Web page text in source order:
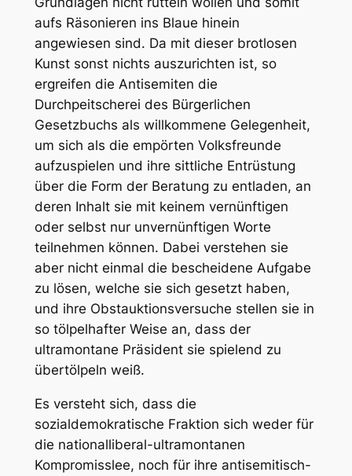
aufs Räsonieren ins Blaue hinein
angewiesen sind. Da mit dieser brotlosen
Kunst sonst nichts auszurichten ist, so
ergreifen die Antisemiten die
Durchpeitscherei des Bürgerlichen
Gesetzbuchs als willkommene Gelegenheit,
um sich als die empörten Volksfreunde
aufzuspielen und ihre sittliche Entrüstung
über die Form der Beratung zu entladen, an
deren Inhalt sie mit keinem vernünftigen
oder selbst nur unvernünftigen Worte
teilnehmen können. Dabei verstehen sie
aber nicht einmal die bescheidene Aufgabe
zu lösen, welche sie sich gesetzt haben,
und ihre Obstauktionsversuche stellen sie in
so tölpelhafter Weise an, dass der
ultramontane Präsident sie spielend zu
übertölpeln weiß.
Es versteht sich, dass die
sozialdemokratische Fraktion sich weder für
die nationalliberal-ultramontanen
Kompromisslee, noch für ihre antisemitisch-